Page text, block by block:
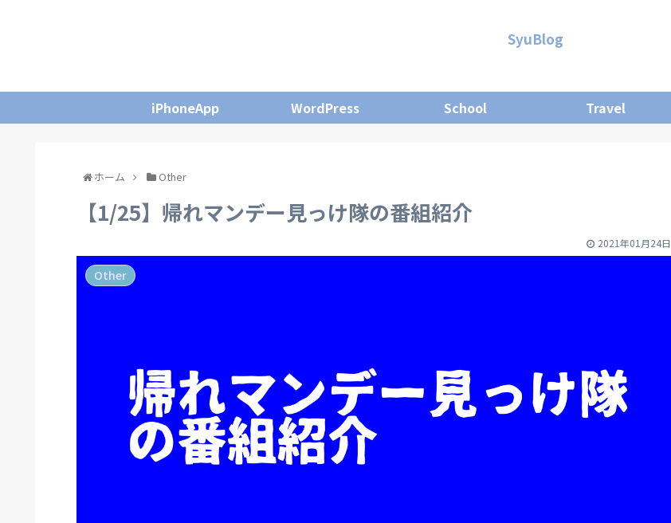
SyuBlog
iPhoneApp WordPress School Travel
ホーム Other
【1/25】帰れマンデー見っけ隊の番組紹介
2021年01月24日
Other